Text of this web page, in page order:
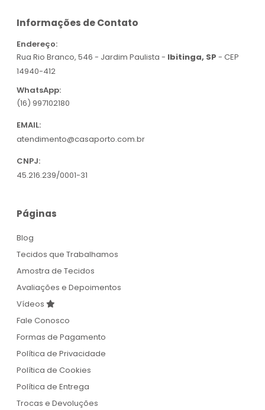
Informações de Contato
Endereço:
Rua Rio Branco, 546 - Jardim Paulista - Ibitinga, SP - CEP
14940-412
WhatsApp:
(16) 997102180
EMAIL:
atendimento@casaporto.com.br
CNPJ:
45.216.239/0001-31
Páginas
Blog
Tecidos que Trabalhamos
Amostra de Tecidos
Avaliações e Depoimentos
Vídeos
Fale Conosco
Formas de Pagamento
Política de Privacidade
Política de Cookies
Política de Entrega
Trocas e Devoluções